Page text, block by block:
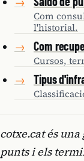
Com
l'historial.
→ Com
Cursos,
→ Tipus
cotxe.cat és
punts i els